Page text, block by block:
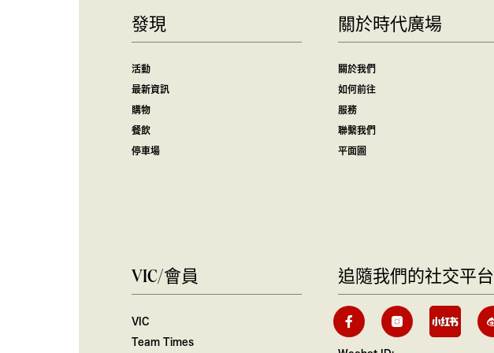
發現
活動
最新資訊
購物
餐飲
停車場
VIC/會員
VIC
Team Times
關於時代廣場
關於我們
如何前往
服務
聯繫我們
平面圖
追隨我們的社交平台